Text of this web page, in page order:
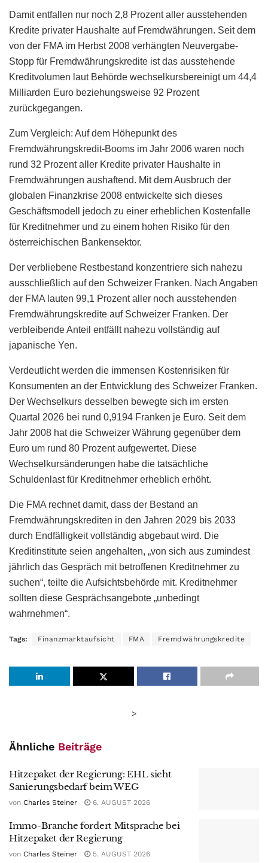
Damit entfallen nur noch 2,8 Prozent aller ausstehenden
Kredite privater Haushalte auf Fremdwährungen. Seit dem
von der FMA im Herbst 2008 verhängten Neuvergabe-
Stopp für Fremdwährungskredite ist das ausstehende
Kreditvolumen laut Behörde wechselkursbereinigt um 44,4
Milliarden Euro beziehungsweise 92 Prozent
zurückgegangen.
Zum Vergleich: Auf dem Höhepunkt des
Fremdwährungskredit-Booms im Jahr 2006 waren noch
rund 32 Prozent aller Kredite privater Haushalte in
Fremdwährungen aushaftend. Mit dem Ausbruch der
globalen Finanzkrise 2008 entwickelte sich dieses
Geschäftsmodell jedoch zu einer erheblichen Kostenfalle
für Kreditnehmer und zu einem hohen Risiko für den
österreichischen Bankensektor.
Der verbliebene Restbestand konzentriere sich nahezu
ausschließlich auf den Schweizer Franken. Nach Angaben
der FMA lauten 99,1 Prozent aller noch ausstehenden
Fremdwährungskredite auf Schweizer Franken. Der
verbleibende Anteil entfällt nahezu vollständig auf
japanische Yen.
Verdeutlicht werden die immensen Kostenrisiken für
Konsumenten an der Entwicklung des Schweizer Franken.
Der Wechselkurs desselben bewegte sich im ersten
Quartal 2026 bei rund 0,9194 Franken je Euro. Seit dem
Jahr 2008 hat die Schweizer Währung gegenüber dem
Euro um rund 80 Prozent aufgewertet. Diese
Wechselkursänderungen habe die tatsächliche
Schuldenlast für Kreditnehmer erheblich erhöht.
Die FMA rechnet damit, dass der Bestand an
Fremdwährungskrediten in den Jahren 2029 bis 2033
durch Endfälligkeit vollständig abgebaut wird. Die
Kreditinstitute seien angehalten, „von sich aus zumindest
jährlich das Gespräch mit betroffenen Kreditnehmer zu
suchen“, teilte die Aufsichtsbehörde mit. Kreditnehmer
sollten diese Gesprächsangebote „unbedingt
wahrnehmen“.
Tags: Finanzmarktaufsicht FMA Fremdwährungskredite
>
Ähnliche Beiträge
Hitzepaket der Regierung: EHL sieht
Sanierungsbedarf beim WEG
von Charles Steiner 6. AUGUST 2026
Immo-Branche fordert Mitsprache bei
Hitzepaket der Regierung
von Charles Steiner 5. AUGUST 2026